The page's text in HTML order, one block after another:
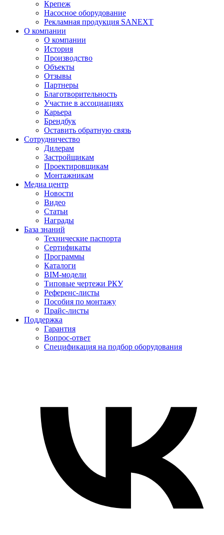
Крепеж
Насосное оборудование
Рекламная продукция SANEXT
О компании
О компании
История
Производство
Объекты
Отзывы
Партнеры
Благотворительность
Участие в ассоциациях
Карьера
Брендбук
Оставить обратную связь
Сотрудничество
Дилерам
Застройщикам
Проектировщикам
Монтажникам
Медиа центр
Новости
Видео
Статьи
Награды
База знаний
Технические паспорта
Сертификаты
Программы
Каталоги
BIM-модели
Типовые чертежи РКУ
Референс-листы
Пособия по монтажу
Прайс-листы
Поддержка
Гарантия
Вопрос-ответ
Спецификация на подбор оборудования